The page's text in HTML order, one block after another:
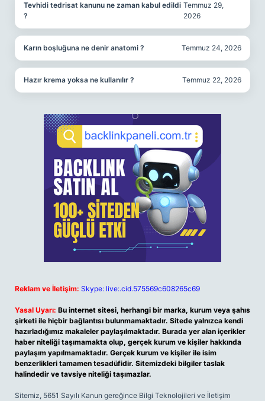
Tevhidi tedrisat kanunu ne zaman kabul edildi
?
Temmuz 29,
2026
Karın boşluğuna ne denir anatomi ? Temmuz 24, 2026
Hazır krema yoksa ne kullanılır ? Temmuz 22, 2026
Reklam ve İletişim: Skype: live:.cid.575569c608265c69
Yasal Uyarı: Bu internet sitesi, herhangi bir marka, kurum veya şahıs
şirketi ile hiçbir bağlantısı bulunmamaktadır. Sitede yalnızca kendi
hazırladığımız makaleler paylaşılmaktadır. Burada yer alan içerikler
haber niteliği taşımamakta olup, gerçek kurum ve kişiler hakkında
paylaşım yapılmamaktadır. Gerçek kurum ve kişiler ile isim
benzerlikleri tamamen tesadüfidir. Sitemizdeki bilgiler taslak
halindedir ve tavsiye niteliği taşımazlar.
Sitemiz, 5651 Sayılı Kanun gereğince Bilgi Teknolojileri ve İletişim